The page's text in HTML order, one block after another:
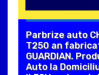
Parbrize auto
T250 an
GUARDIAN.
Auto la